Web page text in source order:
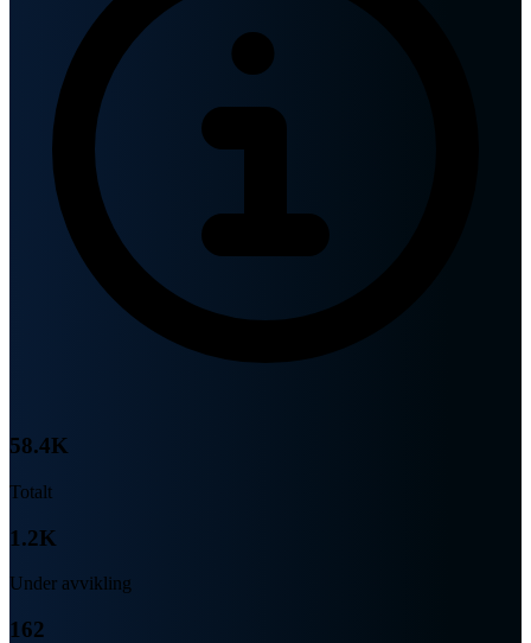
58.4K
Totalt
1.2K
Under avvikling
162